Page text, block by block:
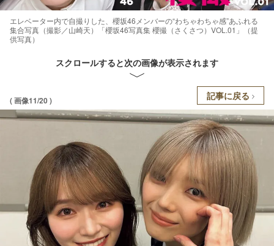
エレベーター内で自撮りした、櫻坂46メンバーの“わちゃわちゃ感”あふれる
集合写真（撮影／山崎天）「櫻坂46写真集 櫻撮（さくさつ）VOL.01」（提
供写真）
スクロールすると次の画像が表示されます
( 画像11/20 ) 記事に戻る